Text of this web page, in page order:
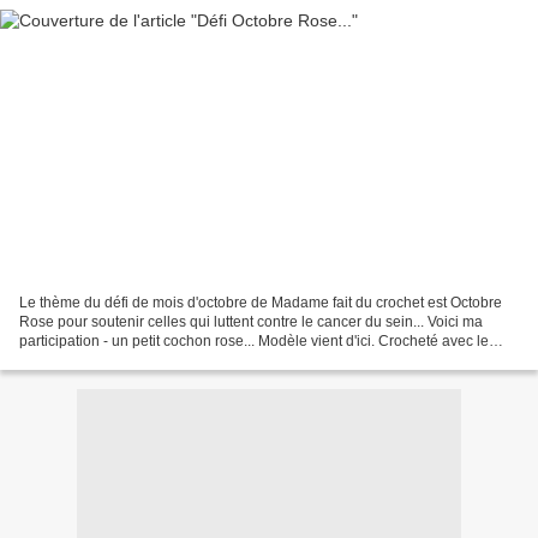
Le thème du défi de mois d'octobre de Madame fait du crochet est Octobre
Rose pour soutenir celles qui luttent contre le cancer du sein... Voici ma
participation - un petit cochon rose... Modèle vient d'ici. Crocheté avec le